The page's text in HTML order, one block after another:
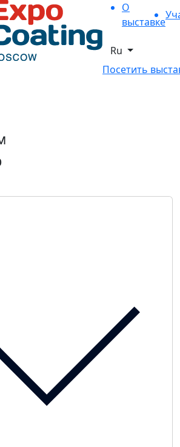
О
выставке
Ru
Посетить